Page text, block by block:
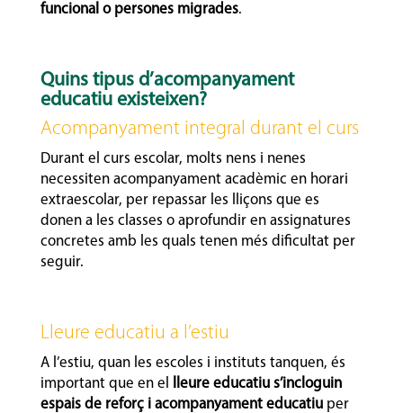
funcional o persones migrades.
Quins tipus d’acompanyament
educatiu existeixen?
Acompanyament integral durant el curs
Durant el curs escolar, molts nens i nenes
necessiten acompanyament acadèmic en horari
extraescolar, per repassar les lliçons que es
donen a les classes o aprofundir en assignatures
concretes amb les quals tenen més dificultat per
seguir.
Lleure educatiu a l’estiu
A l’estiu, quan les escoles i instituts tanquen, és
important que en el
lleure educatiu s’incloguin
espais de reforç i acompanyament educatiu per